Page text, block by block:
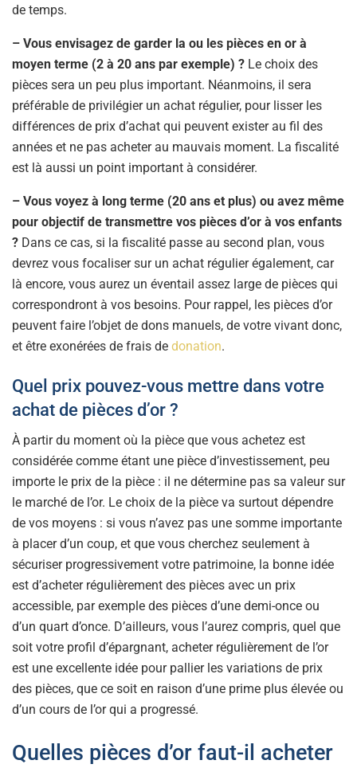
de temps.
– Vous envisagez de garder la ou les pièces en or à
moyen terme (2 à 20 ans par exemple) ? Le choix des
pièces sera un peu plus important. Néanmoins, il sera
préférable de privilégier un achat régulier, pour lisser les
différences de prix d’achat qui peuvent exister au fil des
années et ne pas acheter au mauvais moment. La fiscalité
est là aussi un point important à considérer.
– Vous voyez à long terme (20 ans et plus) ou avez même
pour objectif de transmettre vos pièces d’or à vos enfants
? Dans ce cas, si la fiscalité passe au second plan, vous
devrez vous focaliser sur un achat régulier également, car
là encore, vous aurez un éventail assez large de pièces qui
correspondront à vos besoins. Pour rappel, les pièces d’or
peuvent faire l’objet de dons manuels, de votre vivant donc,
et être exonérées de frais de donation.
Quel prix pouvez-vous mettre dans votre
achat de pièces d’or ?
À partir du moment où la pièce que vous achetez est
considérée comme étant une pièce d’investissement, peu
importe le prix de la pièce : il ne détermine pas sa valeur sur
le marché de l’or. Le choix de la pièce va surtout dépendre
de vos moyens : si vous n’avez pas une somme importante
à placer d’un coup, et que vous cherchez seulement à
sécuriser progressivement votre patrimoine, la bonne idée
est d’acheter régulièrement des pièces avec un prix
accessible, par exemple des pièces d’une demi-once ou
d’un quart d’once. D’ailleurs, vous l’aurez compris, quel que
soit votre profil d’épargnant, acheter régulièrement de l’or
est une excellente idée pour pallier les variations de prix
des pièces, que ce soit en raison d’une prime plus élevée ou
d’un cours de l’or qui a progressé.
Quelles pièces d’or faut-il acheter